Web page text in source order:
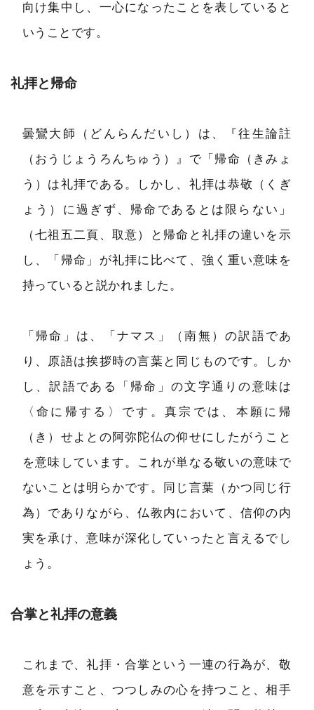
向け集中し、一心になったことを表していると
いうことです。
礼拝と帰命
曇鸞大師（どんらんだいし）は、『往生論註
（おうじょうろんちゅう）』で「帰命（きみょ
う）は礼拝である。しかし、礼拝は恭敬（くぎ
ょう）に過ぎず、帰命であるとは限らない」
（七祖五二頁、取意）と帰命と礼拝の違いを示
し、「帰命」が礼拝に比べて、強く重い意味を
持っていると説かれました。
「帰命」は、「ナマス」（南無）の訳語であ
り、原語は挨拶時の言葉と同じものです。しか
し、訳語である「帰命」の文字通りの意味は
〈命に帰する〉です。真宗では、本願に帰
（き）せよとの阿弥陀仏の仰せにしたがうこと
を意味しています。これが単なる敬いの意味で
ないことは明らかです。同じ言葉（かつ同じ行
為）でありながら、仏教内において、信仰の内
実を承け、意味が深化していったと言えるでし
ょう。
合掌と礼拝の意義
これまで、礼拝・合掌という一連の行為が、敬
意を示すこと、つつしみの心を持つこと、相手